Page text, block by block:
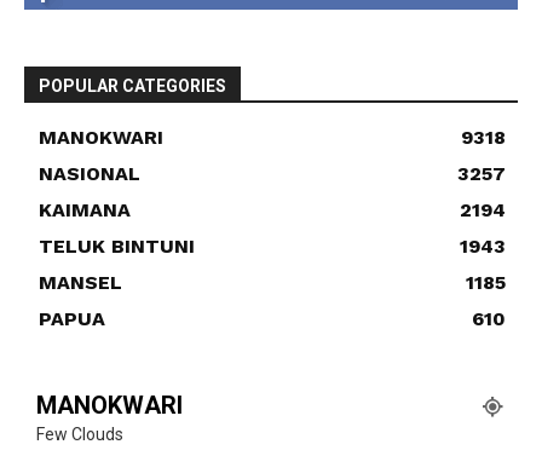
POPULAR CATEGORIES
MANOKWARI
9318
NASIONAL
3257
KAIMANA
2194
TELUK BINTUNI
1943
MANSEL
1185
PAPUA
610
MANOKWARI
Few Clouds